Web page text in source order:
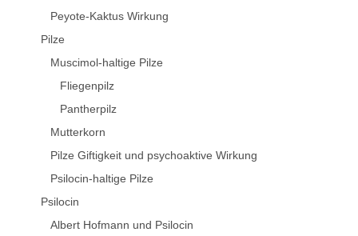
Peyote-Kaktus Wirkung
Pilze
Muscimol-haltige Pilze
Fliegenpilz
Pantherpilz
Mutterkorn
Pilze Giftigkeit und psychoaktive Wirkung
Psilocin-haltige Pilze
Psilocin
Albert Hofmann und Psilocin